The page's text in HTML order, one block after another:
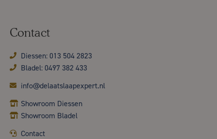
Contact
Diessen: 013 504 2823
Bladel: 0497 382 433
info@delaatslaapexpert.nl
Showroom Diessen
Showroom Bladel
Contact